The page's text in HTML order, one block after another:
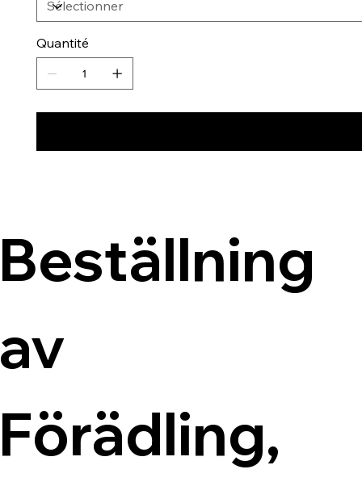
Quantité